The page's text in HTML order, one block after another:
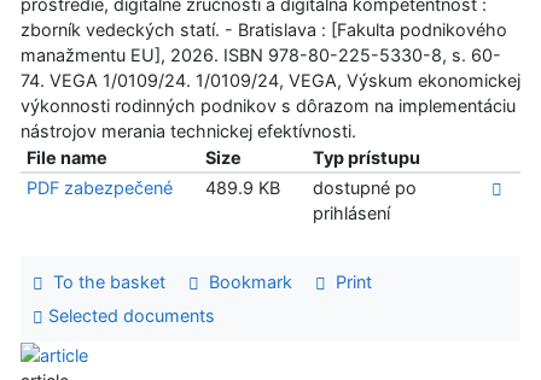
prostredie, digitálne zručnosti a digitálna kompetentnosť :
zborník vedeckých statí. - Bratislava : [Fakulta podnikového
manažmentu EU], 2026. ISBN 978-80-225-5330-8, s. 60-
74. VEGA 1/0109/24. 1/0109/24, VEGA, Výskum ekonomickej
výkonnosti rodinných podnikov s dôrazom na implementáciu
nástrojov merania technickej efektívnosti.
File name
Size
Typ prístupu
PDF zabezpečené
489.9 KB
dostupné po
prihlásení
To the basket Bookmark
Print
Selected documents